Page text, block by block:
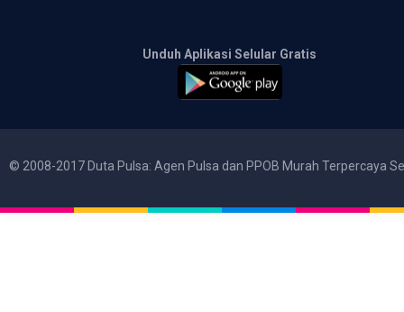
Unduh Aplikasi Selular Gratis
© 2008-2017 Duta Pulsa: Agen Pulsa dan PPOB Murah Terpercaya